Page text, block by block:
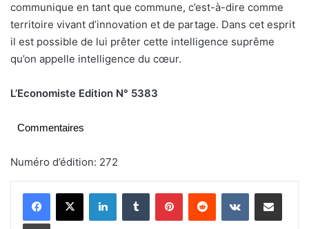
communique en tant que commune, c’est-à-dire comme
territoire vivant d’innovation et de partage. Dans cet esprit
il est possible de lui prêter cette intelligence suprême
qu’on appelle intelligence du cœur.
L’Economiste Edition N° 5383
Commentaires
Numéro d’édition: 272